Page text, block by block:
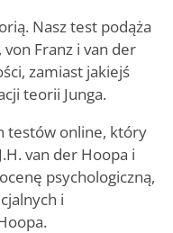
Nasz test podąża
Franz i van der
zamiast jakiejś
teorii Junga.
testów online, który
van der Hoopa i
psychologiczną,
i